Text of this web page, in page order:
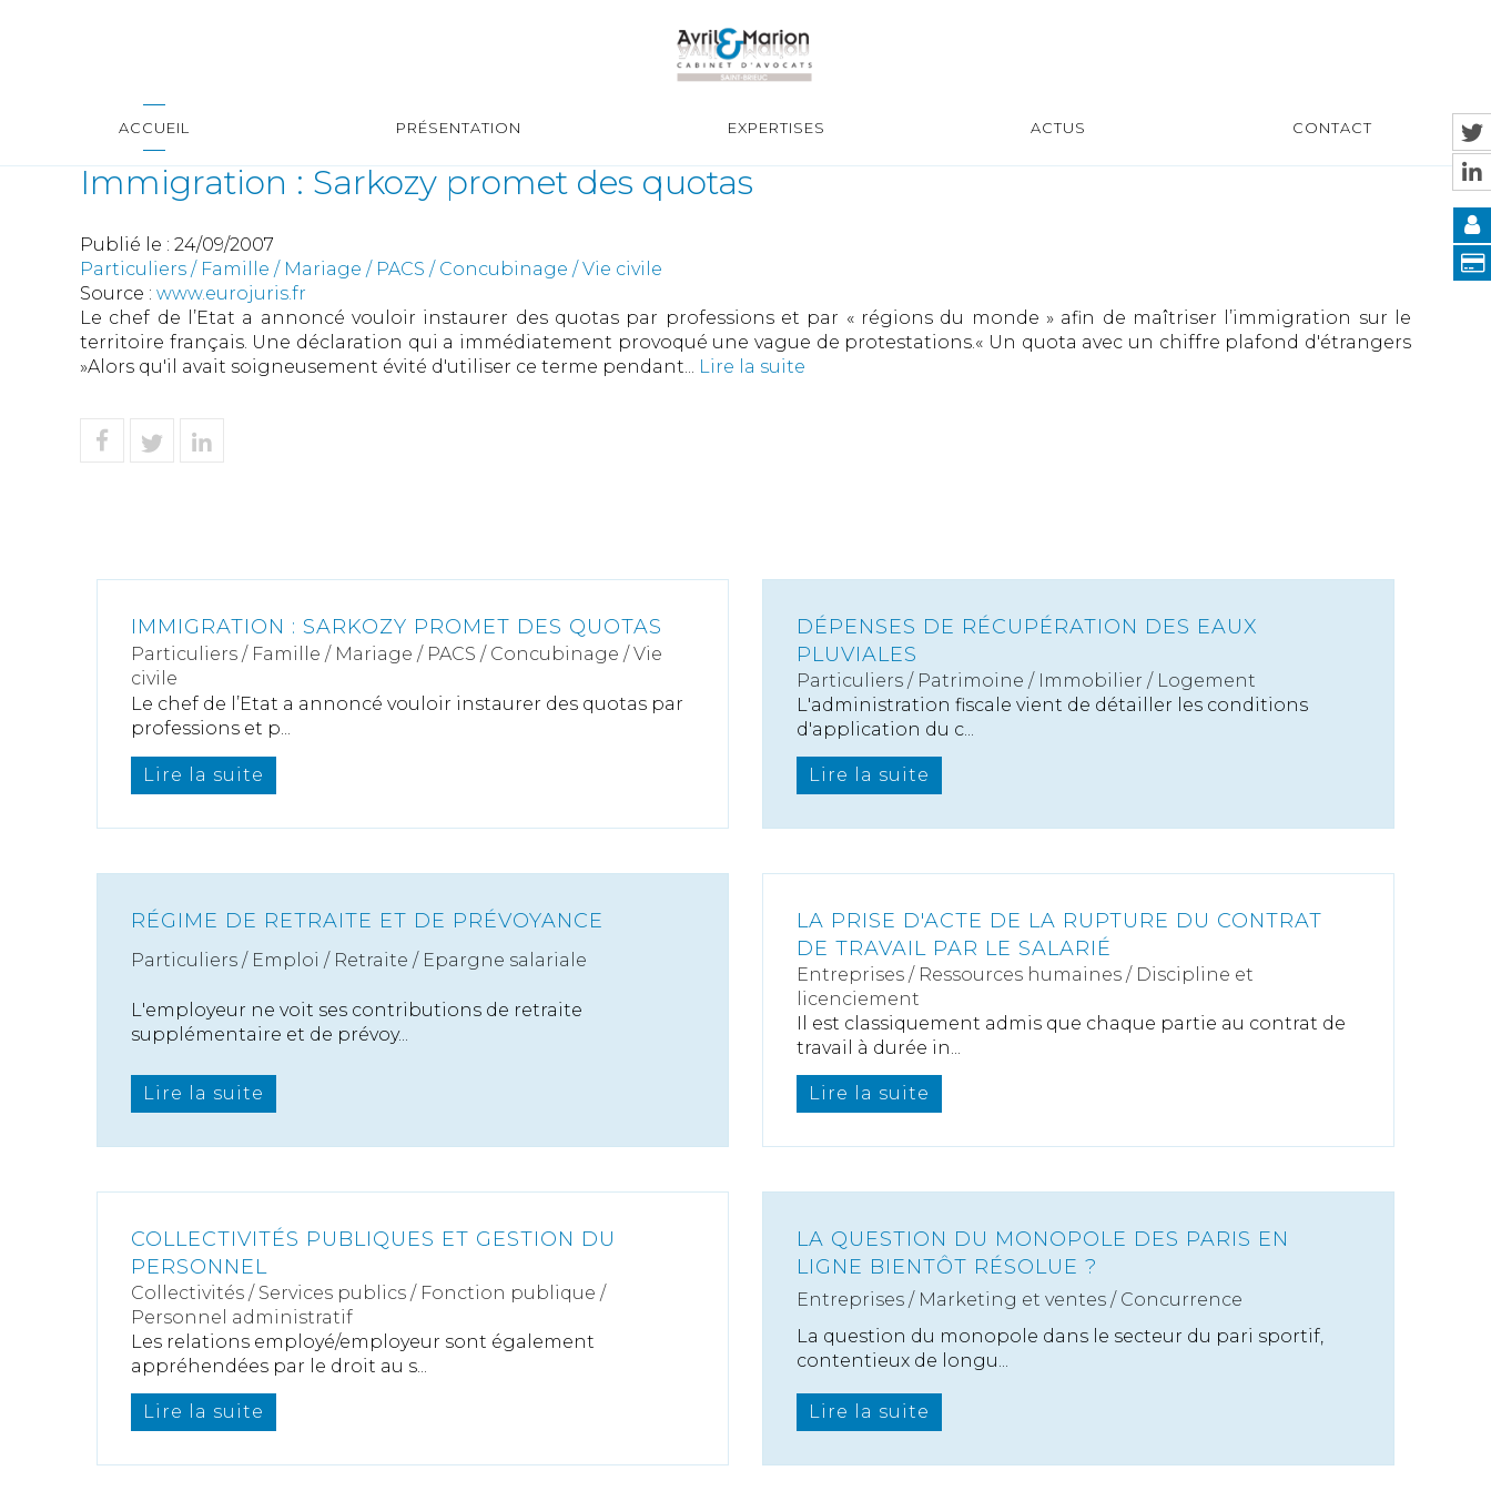
ACCUEIL PRÉSENTATION EXPERTISES ACTUS CONTACT
Immigration : Sarkozy promet des quotas
Publié le : 24/09/2007
Particuliers / Famille / Mariage / PACS / Concubinage / Vie civile
Source : www.eurojuris.fr
Le chef de l’Etat a annoncé vouloir instaurer des quotas par professions et par « régions du monde » afin de maîtriser l’immigration sur le
territoire français. Une déclaration qui a immédiatement provoqué une vague de protestations.« Un quota avec un chiffre plafond d'étrangers
»Alors qu'il avait soigneusement évité d'utiliser ce terme pendant... Lire la suite
IMMIGRATION : SARKOZY PROMET DES QUOTAS
Particuliers / Famille / Mariage / PACS / Concubinage / Vie
civile
Le chef de l’Etat a annoncé vouloir instaurer des quotas par
professions et p...
Lire la suite
DÉPENSES DE RÉCUPÉRATION DES EAUX
PLUVIALES
Particuliers / Patrimoine / Immobilier / Logement
L'administration fiscale vient de détailler les conditions
d'application du c...
Lire la suite
RÉGIME DE RETRAITE ET DE PRÉVOYANCE
Particuliers / Emploi / Retraite / Epargne salariale
L'employeur ne voit ses contributions de retraite
supplémentaire et de prévoy...
Lire la suite
LA PRISE D'ACTE DE LA RUPTURE DU CONTRAT
DE TRAVAIL PAR LE SALARIÉ
Entreprises / Ressources humaines / Discipline et
licenciement
Il est classiquement admis que chaque partie au contrat de
travail à durée in...
Lire la suite
COLLECTIVITÉS PUBLIQUES ET GESTION DU
PERSONNEL
Collectivités / Services publics / Fonction publique /
Personnel administratif
Les relations employé/employeur sont également
appréhendées par le droit au s...
Lire la suite
LA QUESTION DU MONOPOLE DES PARIS EN
LIGNE BIENTÔT RÉSOLUE ?
Entreprises / Marketing et ventes / Concurrence
La question du monopole dans le secteur du pari sportif,
contentieux de longu...
Lire la suite